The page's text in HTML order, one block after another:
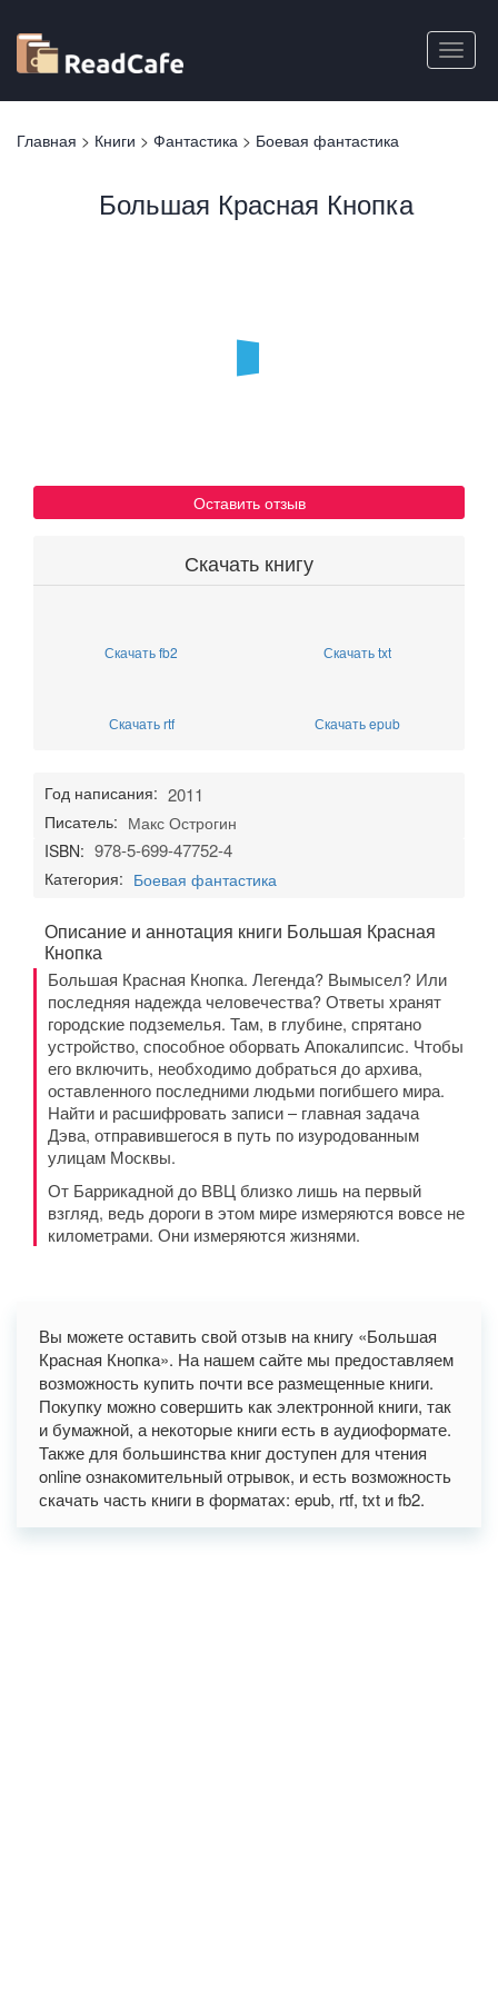
основному
содержанию
Toggle
Вы
Главная > Книги > Фантастика > Боевая фантастика
Большая Красная Кнопка
Оставить отзыв
Скачать книгу
Скачать fb2 Скачать txt
Скачать rtf Скачать epub
Год написания: 2011
Писатель: Макс Острогин
ISBN: 978-5-699-47752-4
Категория: Боевая фантастика
Описание и аннотация книги Большая Красная
Кнопка
Большая Красная Кнопка. Легенда? Вымысел? Или
последняя надежда человечества? Ответы хранят
городские подземелья. Там, в глубине, спрятано
устройство, способное оборвать Апокалипсис. Чтобы
его включить, необходимо добраться до архива,
оставленного последними людьми погибшего мира.
Найти и расшифровать записи – главная задача
Дэва, отправившегося в путь по изуродованным
улицам Москвы.
От Баррикадной до ВВЦ близко лишь на первый
взгляд, ведь дороги в этом мире измеряются вовсе не
километрами. Они измеряются жизнями.
Вы можете оставить свой отзыв на книгу «Большая
Красная Кнопка». На нашем сайте мы предоставляем
возможность купить почти все размещенные книги.
Покупку можно совершить как электронной книги, так
и бумажной, а некоторые книги есть в аудиоформате.
Также для большинства книг доступен для чтения
online ознакомительный отрывок, и есть возможность
скачать часть книги в форматах: epub, rtf, txt и fb2.